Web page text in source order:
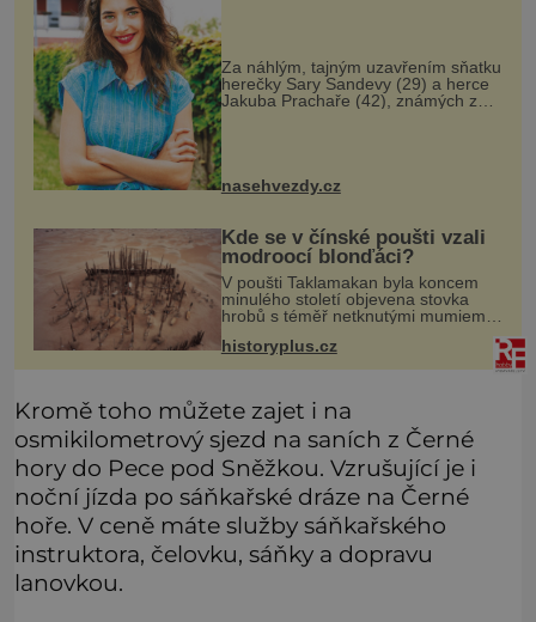
Za náhlým, tajným uzavřením sňatku
herečky Sary Sandevy (29) a herce
Jakuba Prachaře (42), známých ze
seriálu Jakub a Sara, se skrývá
možná mnohem víc než jen touha
nasehvezdy.cz
Kde se v čínské poušti vzali
modroocí blonďáci?
V poušti Taklamakan byla koncem
minulého století objevena stovka
hrobů s téměř netknutými mumiemi.
Všichni mrtví byli pohřbeni s úctou a
četnými milodary. Asi nejvíc přitom
vědce zaujal hrob tříměsíčn
historyplus.cz
Kromě toho můžete zajet i na
osmikilometrový sjezd na saních z Černé
hory do Pece pod Sněžkou. Vzrušující je i
noční jízda po sáňkařské dráze na Černé
hoře. V ceně máte služby sáňkařského
instruktora, čelovku, sáňky a dopravu
lanovkou.